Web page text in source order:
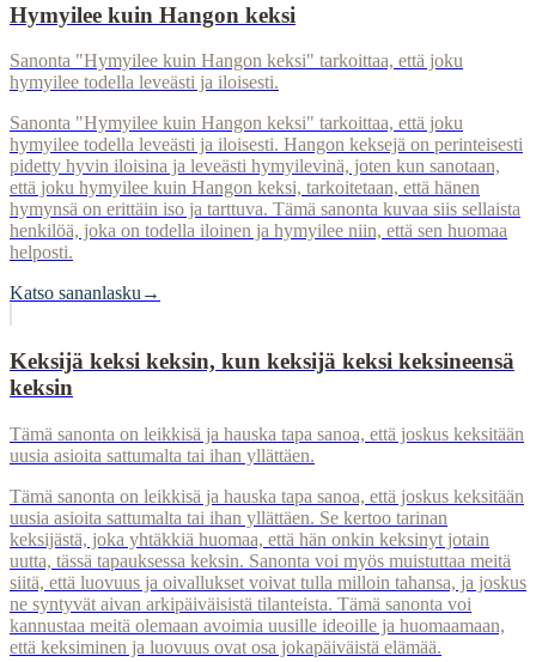
Hymyilee kuin Hangon keksi
Sanonta "Hymyilee kuin Hangon keksi" tarkoittaa, että joku
hymyilee todella leveästi ja iloisesti.
Sanonta "Hymyilee kuin Hangon keksi" tarkoittaa, että joku
hymyilee todella leveästi ja iloisesti. Hangon keksejä on perinteisesti
pidetty hyvin iloisina ja leveästi hymyilevinä, joten kun sanotaan,
että joku hymyilee kuin Hangon keksi, tarkoitetaan, että hänen
hymynsä on erittäin iso ja tarttuva. Tämä sanonta kuvaa siis sellaista
henkilöä, joka on todella iloinen ja hymyilee niin, että sen huomaa
helposti.
Katso sananlasku →
Keksijä keksi keksin, kun keksijä keksi keksineensä
keksin
Tämä sanonta on leikkisä ja hauska tapa sanoa, että joskus keksitään
uusia asioita sattumalta tai ihan yllättäen.
Tämä sanonta on leikkisä ja hauska tapa sanoa, että joskus keksitään
uusia asioita sattumalta tai ihan yllättäen. Se kertoo tarinan
keksijästä, joka yhtäkkiä huomaa, että hän onkin keksinyt jotain
uutta, tässä tapauksessa keksin. Sanonta voi myös muistuttaa meitä
siitä, että luovuus ja oivallukset voivat tulla milloin tahansa, ja joskus
ne syntyvät aivan arkipäiväisistä tilanteista. Tämä sanonta voi
kannustaa meitä olemaan avoimia uusille ideoille ja huomaamaan,
että keksiminen ja luovuus ovat osa jokapäiväistä elämää.